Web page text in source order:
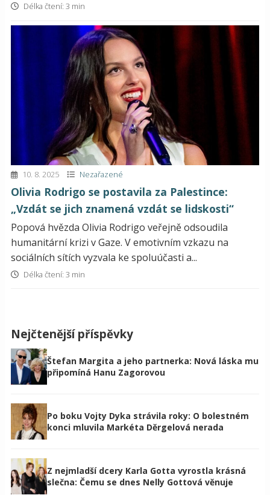
Délka čtení: 3 min
10. 8. 2025 Nezařazené
Olivia Rodrigo se postavila za Palestince:
„Vzdát se jich znamená vzdát se lidskosti“
Popová hvězda Olivia Rodrigo veřejně odsoudila
humanitární krizi v Gaze. V emotivním vzkazu na
sociálních sítích vyzvala ke spoluúčasti a...
Délka čtení: 3 min
Nejčtenější příspěvky
Štefan Margita a jeho partnerka: Nová láska mu
připomíná Hanu Zagorovou
Po boku Vojty Dyka strávila roky: O bolestném
konci mluvila Markéta Děrgelová nerada
Z nejmladší dcery Karla Gotta vyrostla krásná
slečna: Čemu se dnes Nelly Gottová věnuje